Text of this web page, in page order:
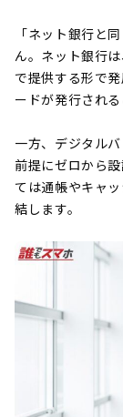
「ネット銀行と
ん。ネット銀行
で提供する形で
ードが発行される
一方、デジタル
前提にゼロから
ては通帳やキャ
結します。